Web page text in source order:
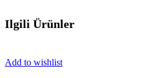
Ilgili Ürünler
Add to wishlist